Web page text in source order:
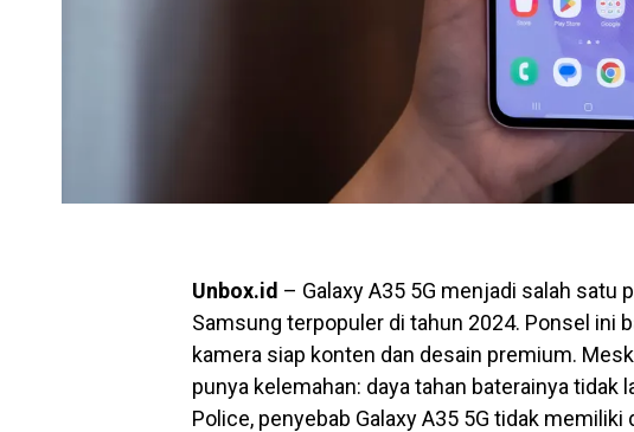
Unbox.id – Galaxy A35 5G menjadi salah satu
Samsung terpopuler di tahun 2024. Ponsel ini
kamera siap konten dan desain premium.
punya kelemahan: daya tahan baterainya tidak
Police, penyebab Galaxy A35 5G tidak memiliki